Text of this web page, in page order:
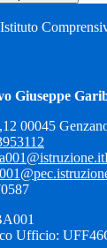
Istituto
Giuseppe
00045
Ufficio: